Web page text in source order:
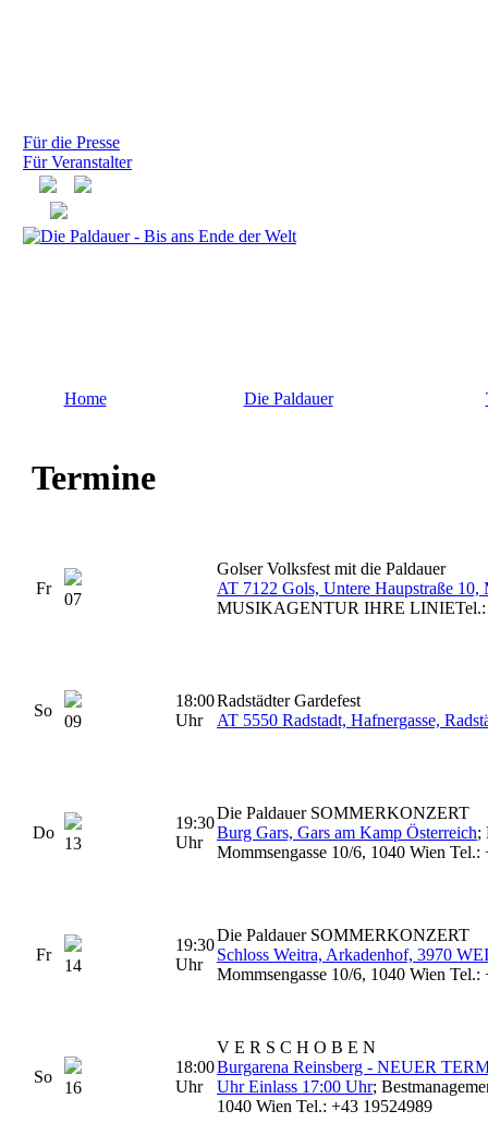
Für die Presse
Für Veranstalter
Home Die Paldauer
Termine
Fr
07
Golser Volksfest mit die Paldauer
AT 7122 Gols, Untere Haupstraße 10,
MUSIKAGENTUR IHRE LINIETel.:
So
09
18:00
Uhr
Radstädter Gardefest
AT 5550 Radstadt, Hafnergasse,
Do
13
19:30
Uhr
Die Paldauer SOMMERKONZERT
Burg Gars, Gars am Kamp Österreich;
Mommsengasse 10/6, 1040 Wien Tel.:
Fr
14
19:30
Uhr
Die Paldauer SOMMERKONZERT
Schloss Weitra, Arkadenhof, 3970
Mommsengasse 10/6, 1040 Wien Tel.:
So
16
18:00
Uhr
V E R S C H O B E N
Burgarena Reinsberg - NEUER
Uhr Einlass 17:00 Uhr;
1040 Wien Tel.: +43 19524989